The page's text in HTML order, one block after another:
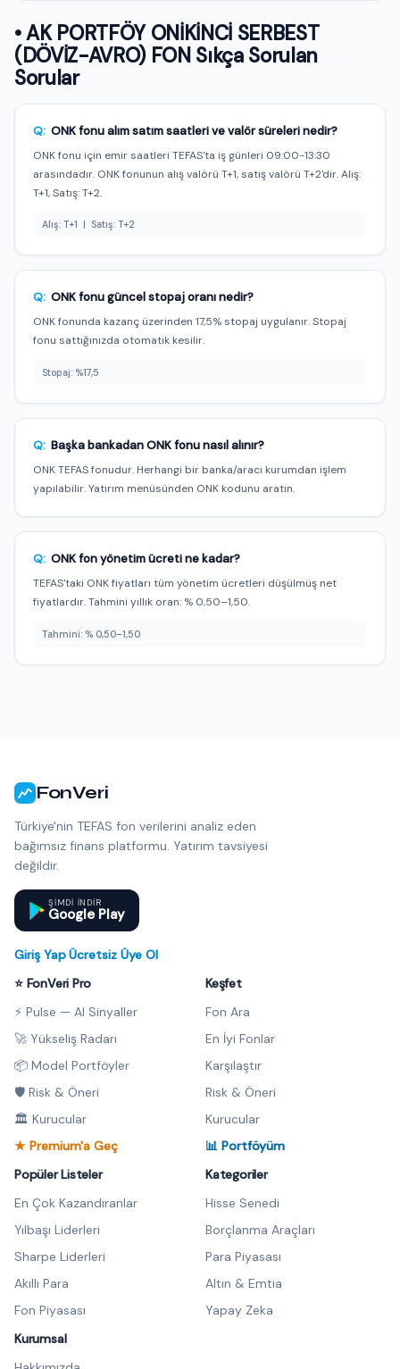
• AK PORTFÖY ONİKİNCİ SERBEST
(DÖVİZ-AVRO) FON Sıkça Sorulan
Sorular
Q: ONK fonu alım satım saatleri ve valör süreleri nedir?
ONK fonu için emir saatleri TEFAS'ta iş günleri 09:00-13:30
arasındadır. ONK fonunun alış valörü T+1, satış valörü T+2'dir. Alış:
T+1, Satış: T+2.
Alış: T+1 | Satış: T+2
Q: ONK fonu güncel stopaj oranı nedir?
ONK fonunda kazanç üzerinden 17,5% stopaj uygulanır. Stopaj
fonu sattığınızda otomatik kesilir.
Stopaj: %17,5
Q: Başka bankadan ONK fonu nasıl alınır?
ONK TEFAS fonudur. Herhangi bir banka/aracı kurumdan işlem
yapılabilir. Yatırım menüsünden ONK kodunu aratın.
Q: ONK fon yönetim ücreti ne kadar?
TEFAS'taki ONK fiyatları tüm yönetim ücretleri düşülmüş net
fiyatlardır. Tahmini yıllık oran: % 0,50–1,50.
Tahmini: % 0,50–1,50
FonVeri
Türkiye'nin TEFAS fon verilerini analiz eden
bağımsız finans platformu. Yatırım tavsiyesi
değildir.
ŞIMDI INDIR
Google Play
Giriş Yap·Ücretsiz Üye Ol
⭐ FonVeri Pro
⚡ Pulse — AI Sinyaller
🚀 Yükseliş Radarı
📦 Model Portföyler
🛡️ Risk & Öneri
🏛️ Kurucular
★ Premium'a Geç
Keşfet
Fon Ara
En İyi Fonlar
Karşılaştır
Risk & Öneri
Kurucular
📊 Portföyüm
Popüler Listeler
En Çok Kazandıranlar
Yılbaşı Liderleri
Sharpe Liderleri
Akıllı Para
Fon Piyasası
Kategoriler
Hisse Senedi
Borçlanma Araçları
Para Piyasası
Altın & Emtia
Yapay Zeka
Kurumsal